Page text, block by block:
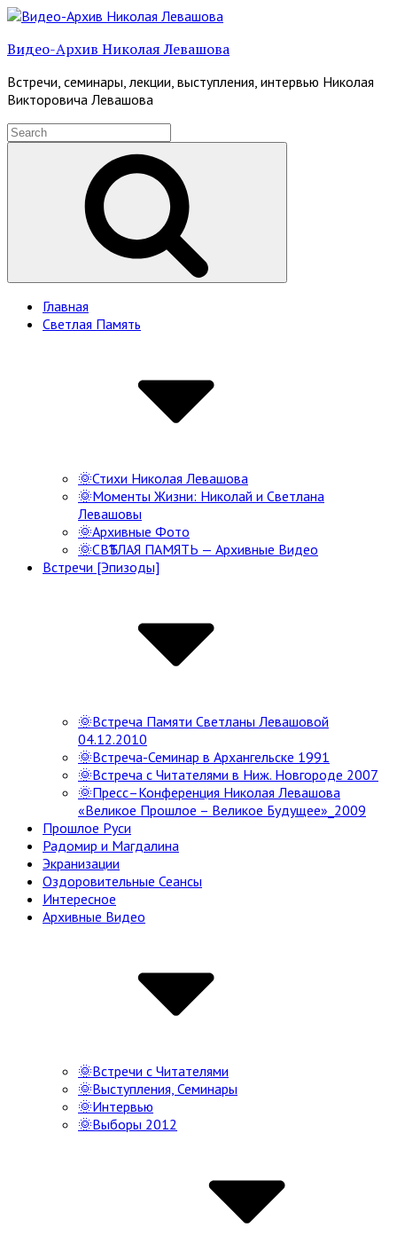
Skip
content
Видео-Архив Николая Левашова
Встречи, семинары, лекции, выступления, интервью Николая
Викторовича Левашова
Search
for:
Site
Navigation
Главная
Светлая Память
🌞Стихи Николая Левашова
🌞Моменты Жизни: Николай и Светлана
Левашовы
🌞Архивные Фото
🌞СВѢТЛАЯ ПАМЯТЬ — Архивные Видео
Встречи [Эпизоды]
🌞Встреча Памяти Светланы Левашовой
04.12.2010
🌞Встреча-Семинар в Архангельске 1991
🌞Встреча с Читателями в Ниж. Новгороде 2007
🌞Пресс–Конференция Николая Левашова
«Великое Прошлое – Великое Будущее»_2009
Прошлое Руси
Радомир и Магдалина
Экранизации
Оздоровительные Сеансы
Интересное
Архивные Видео
🌞Встречи с Читателями
🌞Выступления, Семинары
🌞Интервью
🌞Выборы 2012